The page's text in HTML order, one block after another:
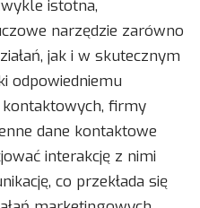
istotna,
narzędzie zarówno
jak i w skutecznym
odpowiedniemu
firmy
dane kontaktowe
interakcję z nimi
co przekłada się